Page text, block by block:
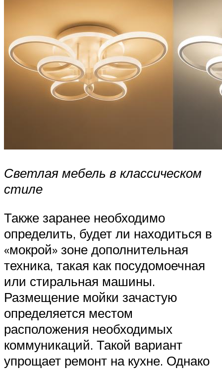
Светлая мебель в классическом
стиле
Также заранее необходимо
определить, будет ли находиться в
«мокрой» зоне дополнительная
техника, такая как посудомоечная
или стиральная машины.
Размещение мойки зачастую
определяется местом
расположения необходимых
коммуникаций. Такой вариант
упрощает ремонт на кухне. Однако